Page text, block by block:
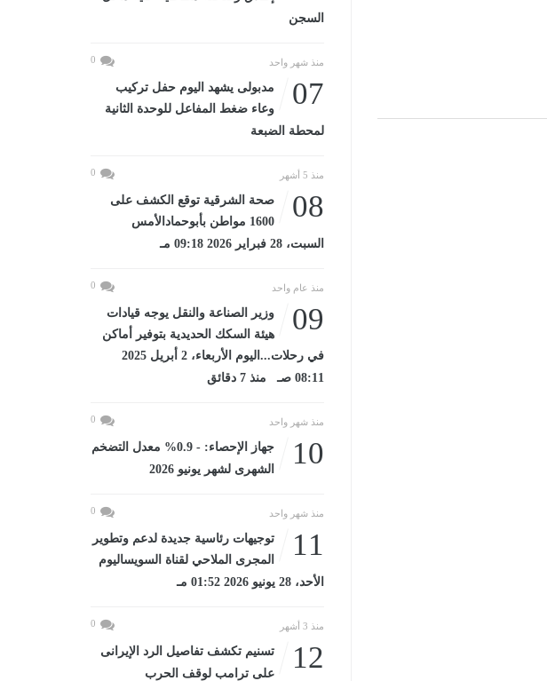
السجن
منذ شهر واحد 0
07
مدبولى يشهد اليوم حفل تركيب
وعاء ضغط المفاعل للوحدة الثانية
لمحطة الضبعة
منذ 5 أشهر 0
08
صحة الشرقية توقع الكشف على
1600 مواطن بأبوحمادالأمس
السبت، 28 فبراير 2026 09:18 مـ
منذ عام واحد 0
09
وزير الصناعة والنقل يوجه قيادات
هيئة السكك الحديدية بتوفير أماكن
في رحلات...اليوم الأربعاء، 2 أبريل 2025
08:11 صـ منذ 7 دقائق
منذ شهر واحد 0
10
جهاز الإحصاء: - 0.9% معدل التضخم
الشهرى لشهر يونيو 2026
منذ شهر واحد 0
11
توجيهات رئاسية جديدة لدعم وتطوير
المجرى الملاحي لقناة السويساليوم
الأحد، 28 يونيو 2026 01:52 مـ
منذ 3 أشهر 0
12
تسنيم تكشف تفاصيل الرد الإيرانى
على ترامب لوقف الحرب